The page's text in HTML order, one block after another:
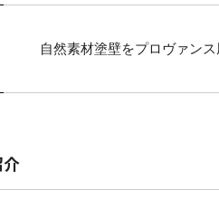
自然素材塗壁をプロヴァン